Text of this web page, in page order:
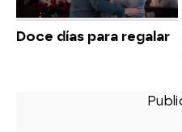
Doce días para regalar